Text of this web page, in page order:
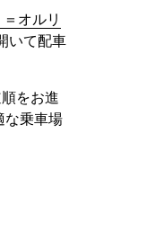
オルリ
いて配車
をお進
な乗車場